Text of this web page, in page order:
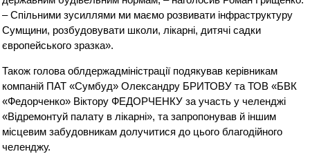
– Спільними зусиллями ми маємо розвивати інфраструктуру
Сумщини, розбудовувати школи, лікарні, дитячі садки
європейського зразка».
Також голова облдержадміністрації подякував керівникам
компаній ПАТ «Сумбуд» Олександру БРИТОВУ та ТОВ «БВК
«Федорченко» Віктору ФЕДОРЧЕНКУ за участь у челенджі
«Відремонтуй палату в лікарні», та запропонував й іншим
місцевим забудовникам долучитися до цього благодійного
челенджу.